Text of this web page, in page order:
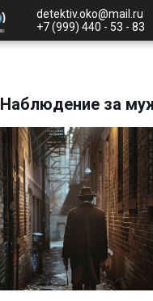
detektiv.oko@mail.ru
+7 (999) 440 - 53 - 83
Наблюдение за